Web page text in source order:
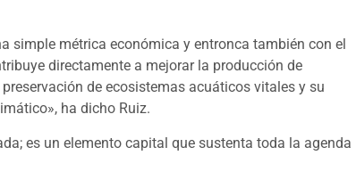
simple métrica económica y entronca también con el
directamente a mejorar la producción de
de ecosistemas acuáticos vitales y su
ha dicho Ruiz.
es un elemento capital que sustenta toda la agenda